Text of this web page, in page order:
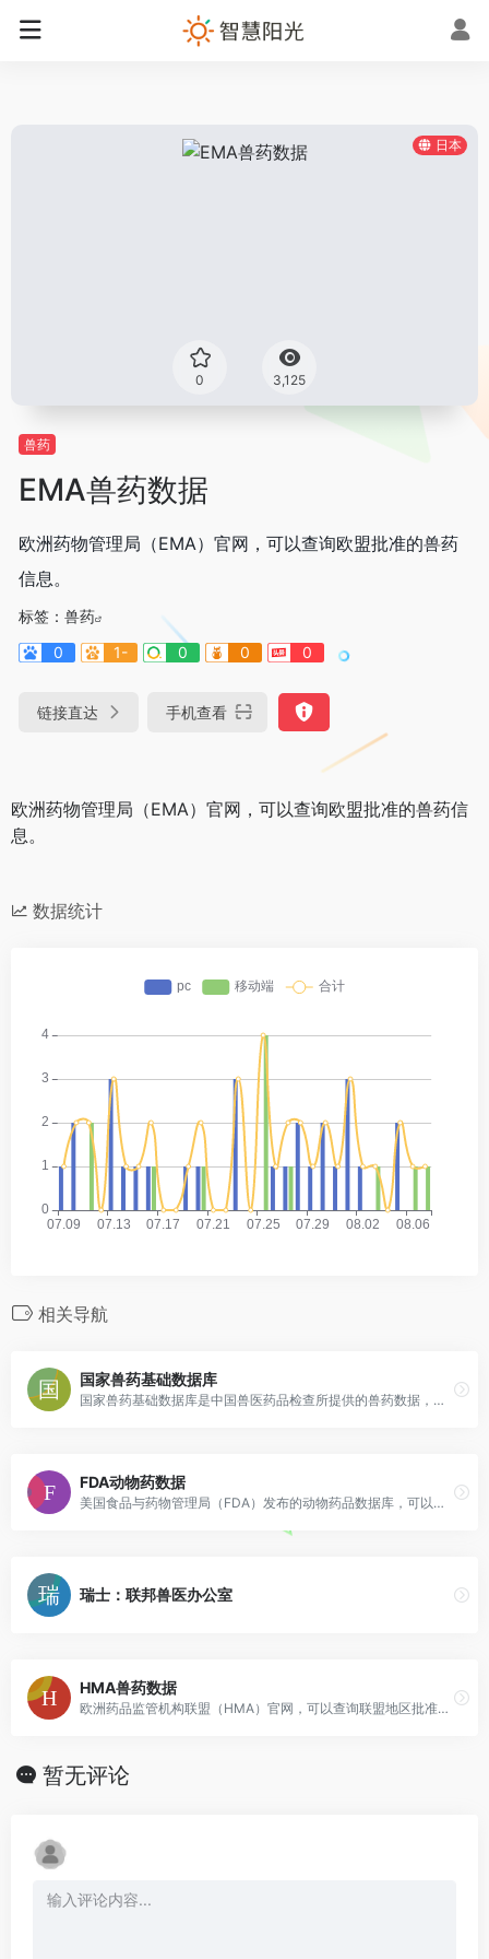
日本
0 3,125
兽药
EMA兽药数据
欧洲药物管理局（EMA）官网，可以查询欧盟批准的兽药
信息。
标签： 兽药
0
1- 0 0 0
链接直达 手机查看
欧洲药物管理局（EMA）官网，可以查询欧盟批准的兽药信
息。
数据统计
相关导航
国家兽药基础数据库
国家兽药基础数据库是中国兽医药品检查所提供的兽药数据，包含兽药品种信息、厂家信息、临床试验审批数据以及兽药抽检数据等。
FDA动物药数据
美国食品与药物管理局（FDA）发布的动物药品数据库，可以查询所有FDA批准使用的动物药品信息。
瑞士：联邦兽医办公室
HMA兽药数据
欧洲药品监管机构联盟（HMA）官网，可以查询联盟地区批准的兽药信息。
暂无评论